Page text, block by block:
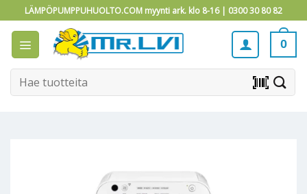
to
content
LÄMPÖPUMPPUHUOLTO.COM myynti ark. klo 8-16 | 0300 30 80 82
0
Etsi: barcode_scanner